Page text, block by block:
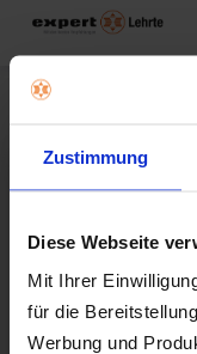
Zustimmung
Diese Webseite
Mit Ihrer
für die
Werbung und